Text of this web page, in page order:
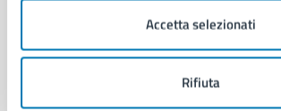
Accetta selezionati
Rifiuta